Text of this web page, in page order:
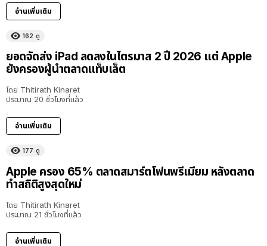
อ่านเพิ่มเติม
162 ดู
ยอดจัดส่ง iPad ลดลงในไตรมาส 2 ปี 2026 แต่ Apple
ยังครองผู้นำตลาดแท็บเล็ต
โดย Thitirath Kinaret
ประมาณ 20 ชั่วโมงที่แล้ว
อ่านเพิ่มเติม
177 ดู
Apple ครอง 65% ตลาดสมาร์ตโฟนพรีเมียม หลังตลาด
ทำสถิติสูงสุดใหม่
โดย Thitirath Kinaret
ประมาณ 21 ชั่วโมงที่แล้ว
อ่านเพิ่มเติม